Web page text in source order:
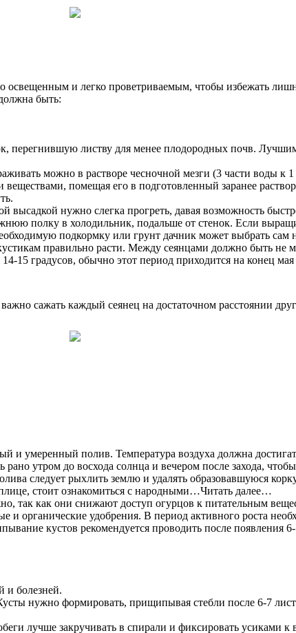
освещенным и легко проветриваемым, чтобы избежать
быть:
перегнившую листву для менее плодородных почв.
можно в растворе чесночной мезги (3 части воды к
помещая его в подготовленный заранее
высадкой нужно слегка прогреть, давая возможность
полку в холодильник, подальше от стенок. Если
подкормку или грунт дачник может выбрать сам
правильно расти. Между сеянцами должно быть не
15 градусов, обычно этот период приходится на конец
сажать каждый сеянец на достаточном расстоянии
и умеренный полив. Температура воздуха должна
утром до восхода солнца и вечером после захода,
следует рыхлить землю и удалять образовавшуюся
стоит ознакомиться с народными…Читать далее…
так как они снижают доступ огурцов к питательным
и органические удобрения. В период активного роста
кустов рекомендуется проводить после появления
и болезней.
нужно формировать, прищипывая стебли после 6-7
лучше закручивать в спирали и фиксировать усиками